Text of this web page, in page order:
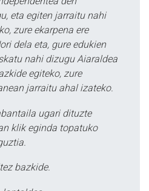
eta egiten jarraitu nahi
zure ekarpena ere
dela eta, gure edukien
nahi dizugu Aiaraldea
egiteko, zure
jarraitu ahal izateko.
ugari dituzte
klik eginda topatuko
bazkide.